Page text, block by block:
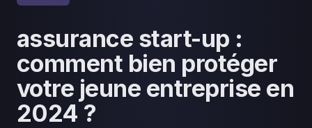
assurance start-up :
comment bien protéger
votre jeune entreprise en
2024 ?